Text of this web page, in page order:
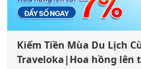
Kiếm Tiền Mùa Du Lịch
Traveloka|Hoa hồng lên